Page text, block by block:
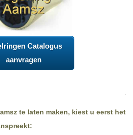
Catalogus
aanvragen
te laten maken, kiest u eerst het